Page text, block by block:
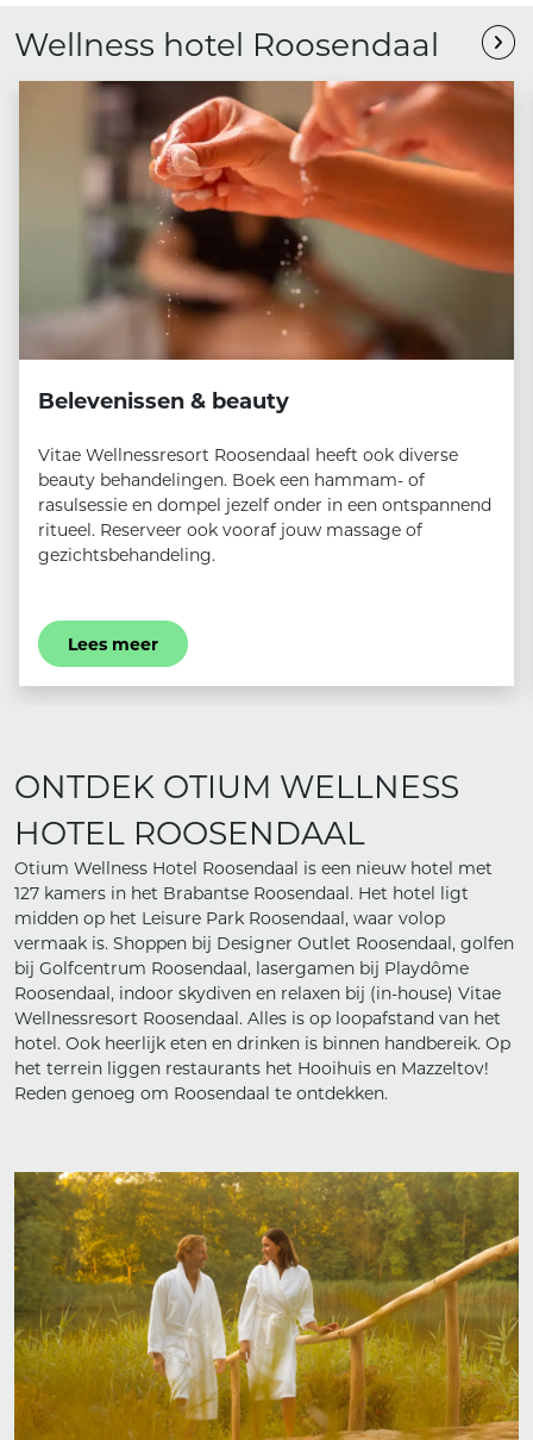
Wellness hotel Roosendaal
Belevenissen & beauty
Vitae Wellnessresort Roosendaal heeft ook diverse
beauty behandelingen. Boek een hammam- of
rasulsessie en dompel jezelf onder in een ontspannend
ritueel. Reserveer ook vooraf jouw massage of
gezichtsbehandeling.
Lees meer
ONTDEK OTIUM WELLNESS
HOTEL ROOSENDAAL
Otium Wellness Hotel Roosendaal is een nieuw hotel met
127 kamers in het Brabantse Roosendaal. Het hotel ligt
midden op het Leisure Park Roosendaal, waar volop
vermaak is. Shoppen bij Designer Outlet Roosendaal, golfen
bij Golfcentrum Roosendaal, lasergamen bij Playdôme
Roosendaal, indoor skydiven en relaxen bij (in-house) Vitae
Wellnessresort Roosendaal. Alles is op loopafstand van het
hotel. Ook heerlijk eten en drinken is binnen handbereik. Op
het terrein liggen restaurants het Hooihuis en Mazzeltov!
Reden genoeg om Roosendaal te ontdekken.